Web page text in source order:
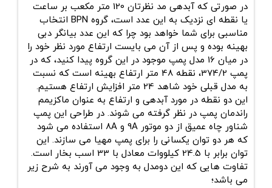
در صورتی که آبدهی مد نظرتان 120 متر مکعب بر ساعت
یا نقطه ای نزدیک به این عدد است، گروه BPN انتخاب
مناسبی برای شما خواهد بود چرا که این عدد بیانگر دبی
بهینه بوده و پس از آن می بایست ارتفاع مورد نظر خود را
در میان 16 مدل پمپ موجود در این گروه پیدا کنید، که در
پمپ 374/2، نقطه 48 متر ارتفاع بهینه است که نسبت
به مدل قبلی خود شاهد 24 متر افزایش ارتفاع هستیم.
این دو نقطه در مورد آبدهی و ارتفاع به عنوان ماکزیمم
راندمان پمپ در نظر گرفته می شوند. در طراحی این پمپ
شناور چاه عمیق از دو موتور 9A و 8A استفاده می شود
که هر دو توان یکسانی را برای پمپ مهیا می سازند. این
توان برابر با 24.5 کیلووات معادل با 33 اسب بخار است.
تفاوت هایی که این دومدل به وجود می آورند به شرح زیر
می باشد؛